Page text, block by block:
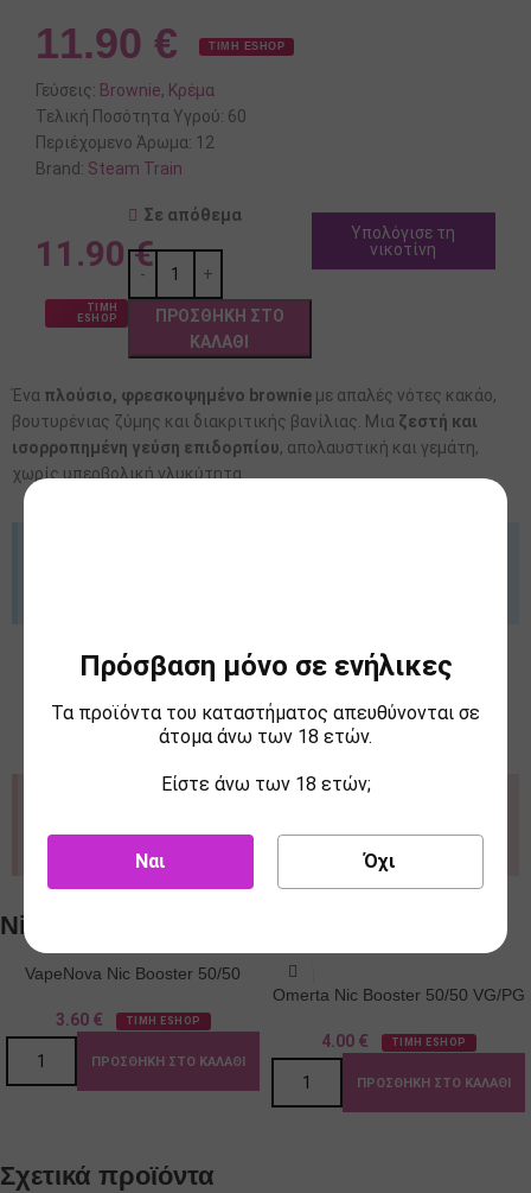
Πρόσβαση μόνο σε ενήλικες
Τα προϊόντα του καταστήματος απευθύνονται σε
άτομα άνω των 18 ετών.
Είστε άνω των 18 ετών;
Ναι Όχι
11.90 € ΤΙΜΗ ESHOP
Γεύσεις: Brownie, Κρέμα
Τελική Ποσότητα Υγρού: 60
Περιέχομενο Άρωμα: 12
Brand: Steam Train
11.90€
ΤΙΜΗ
ESHOP
Σε απόθεμα
ΠΡΟΣΘΉΚΗ ΣΤΟ
ΚΑΛΆΘΙ
Υπολόγισε τη
νικοτίνη
Ένα πλούσιο, φρεσκοψημένο brownie με απαλές νότες κακάο,
βουτυρένιας ζύμης και διακριτικής βανίλιας. Μια ζεστή και
ισορροπημένη γεύση επιδορπίου, απολαυστική και γεμάτη,
χωρίς υπερβολική γλυκύτητα.
Τηλ. Κέντρου Δηλητηριάσεων:+302107793777
Nic Boosters
VapeNova Nic Booster 50/50
3.60 € ΤΙΜΗ ESHOP
ΠΡΟΣΘΉΚΗ ΣΤΟ ΚΑΛΆΘΙ
Omerta Nic Booster 50/50 VG/PG
4.00 € ΤΙΜΗ ESHOP
ΠΡΟΣΘΉΚΗ ΣΤΟ ΚΑΛΆΘΙ
Σχετικά προϊόντα